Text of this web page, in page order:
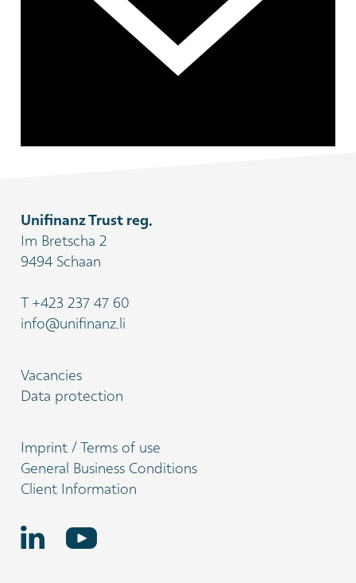
Unifinanz Trust reg.
Im Bretscha 2
9494 Schaan
T+423 237 47 60
info@unifinanz.li
Vacancies
Data protection
Imprint / Terms of use
General Business Conditions
Client Information